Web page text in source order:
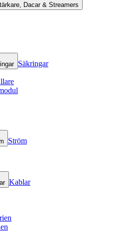
Dacar & Streamers
Säkringar
Ström
Kablar